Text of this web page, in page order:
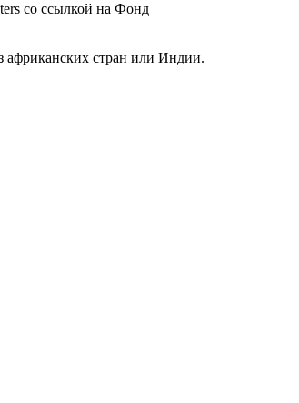
со ссылкой на Фонд
африканских стран или Индии.